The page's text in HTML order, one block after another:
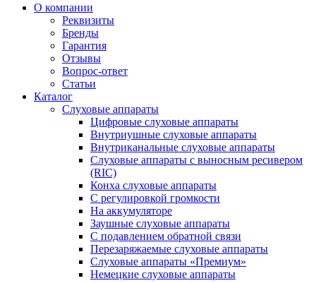
О компании
Реквизиты
Бренды
Гарантия
Отзывы
Вопрос-ответ
Статьи
Каталог
Слуховые аппараты
Цифровые слуховые аппараты
Внутриушные слуховые аппараты
Внутриканальные слуховые аппараты
Слуховые аппараты с выносным ресивером
(RIC)
Конха слуховые аппараты
С регулировкой громкости
На аккумуляторе
Заушные слуховые аппараты
C подавлением обратной связи
Перезаряжаемые слуховые аппараты
Слуховые аппараты «Премиум»
Немецкие слуховые аппараты